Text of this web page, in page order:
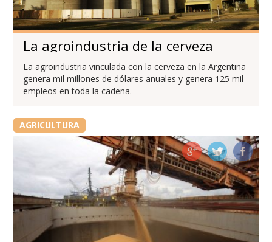
La agroindustria de la cerveza
La agroindustria vinculada con la cerveza en la Argentina
genera mil millones de dólares anuales y genera 125 mil
empleos en toda la cadena.
AGRICULTURA